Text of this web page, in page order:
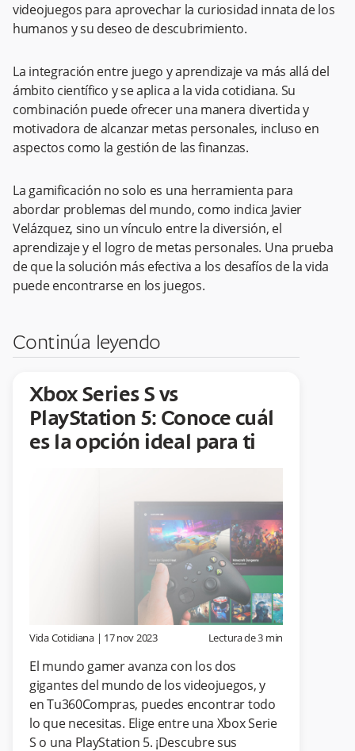
videojuegos para aprovechar la curiosidad innata de los
humanos y su deseo de descubrimiento.
La integración entre juego y aprendizaje va más allá del
ámbito científico y se aplica a la vida cotidiana. Su
combinación puede ofrecer una manera divertida y
motivadora de alcanzar metas personales, incluso en
aspectos como la gestión de las finanzas.
La gamificación no solo es una herramienta para
abordar problemas del mundo, como indica Javier
Velázquez, sino un vínculo entre la diversión, el
aprendizaje y el logro de metas personales. Una prueba
de que la solución más efectiva a los desafíos de la vida
puede encontrarse en los juegos.
Continúa leyendo
Xbox Series S vs
PlayStation 5: Conoce cuál
es la opción ideal para ti
Vida Cotidiana| 17 nov 2023 Lectura de3 min
El mundo gamer avanza con los dos
gigantes del mundo de los videojuegos, y
en Tu360Compras, puedes encontrar todo
lo que necesitas. Elige entre una Xbox Serie
S o una PlayStation 5. ¡Descubre sus